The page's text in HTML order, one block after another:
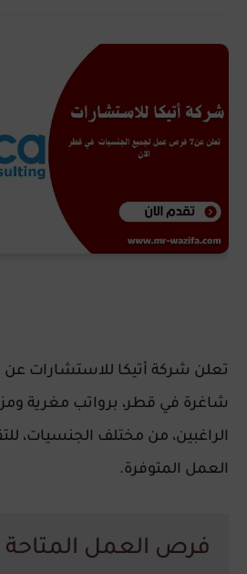
تعلن شركة أتيكا للاستشارات
شاغرة في قطر، برواتب مغرية
الراغبين، من مختلف الجنسيات،
العمل المتوفرة.
فرص العمل المتاحة